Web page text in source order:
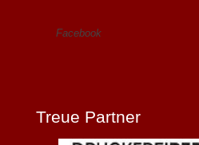
Facebook
Treue Partner